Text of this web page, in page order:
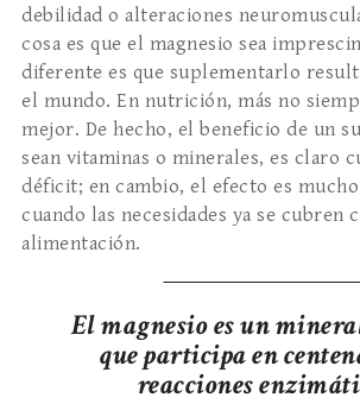
debilidad o alteraciones
cosa es que el magnesio sea
diferente es que suplementarlo
el mundo. En nutrición, más no
mejor. De hecho, el beneficio de un
sean vitaminas o minerales, es claro
déficit; en cambio, el efecto es
cuando las necesidades ya se cubren
alimentación.
El magnesio es un
que participa en
reacciones